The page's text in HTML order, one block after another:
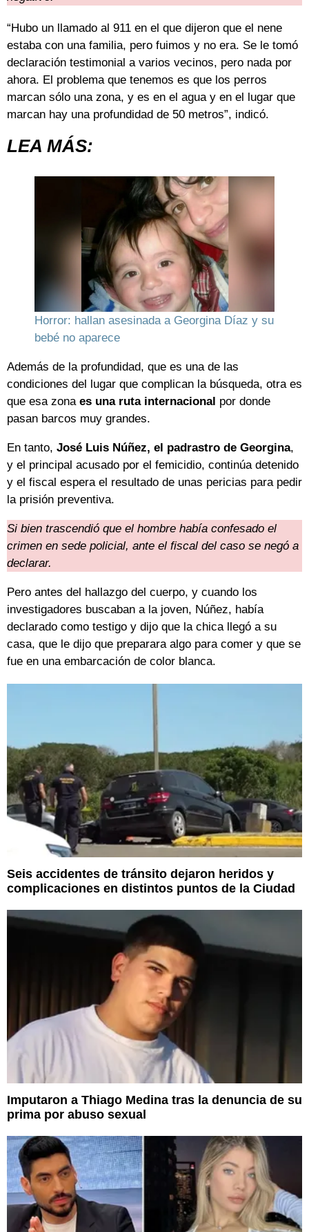
“Hubo un llamado al 911 en el que dijeron que el nene
estaba con una familia, pero fuimos y no era. Se le tomó
declaración testimonial a varios vecinos, pero nada por
ahora. El problema que tenemos es que los perros
marcan sólo una zona, y es en el agua y en el lugar que
marcan hay una profundidad de 50 metros”, indicó.
LEA MÁS:
Horror: hallan asesinada a Georgina Díaz y su
bebé no aparece
Además de la profundidad, que es una de las
condiciones del lugar que complican la búsqueda, otra es
que esa zona es una ruta internacional por donde
pasan barcos muy grandes.
En tanto, José Luis Núñez, el padrastro de Georgina,
y el principal acusado por el femicidio, continúa detenido
y el fiscal espera el resultado de unas pericias para pedir
la prisión preventiva.
Si bien trascendió que el hombre había confesado el
crimen en sede policial, ante el fiscal del caso se negó a
declarar.
Pero antes del hallazgo del cuerpo, y cuando los
investigadores buscaban a la joven, Núñez, había
declarado como testigo y dijo que la chica llegó a su
casa, que le dijo que preparara algo para comer y que se
fue en una embarcación de color blanca.
Seis accidentes de tránsito dejaron heridos y
complicaciones en distintos puntos de la Ciudad
Imputaron a Thiago Medina tras la denuncia de su
prima por abuso sexual